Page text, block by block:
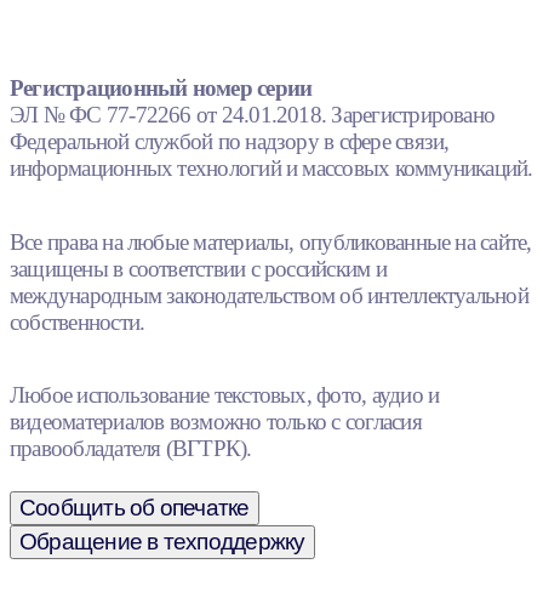
Регистрационный номер серии
ЭЛ № ФС 77-72266 от 24.01.2018. Зарегистрировано
Федеральной службой по надзору в сфере связи,
информационных технологий и массовых коммуникаций.
Все права на любые материалы, опубликованные на сайте,
защищены в соответствии с российским и
международным законодательством об интеллектуальной
собственности.
Любое использование текстовых, фото, аудио и
видеоматериалов возможно только с согласия
правообладателя (ВГТРК).
Сообщить об опечатке
Обращение в техподдержку